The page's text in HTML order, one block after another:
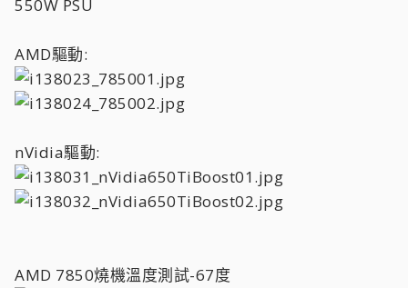
550W PSU
AMD驅動:
nVidia驅動:
AMD 7850燒機溫度測試-67度